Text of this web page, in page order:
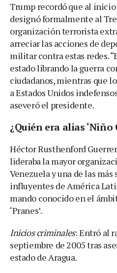
Trump recordó que al
designó formalmente al
organización terrorista
arreciar las acciones de
militar contra estas redes.
estado librando la guerra
ciudadanos, mientras que
a Estados Unidos
aseveró el presidente.
¿Quién era alias ‘Niño
Héctor Rusthenford
lideraba la mayor
Venezuela y una de las más
influyentes de América
mando conocido en el
‘Pranes’.
Inicios criminales: Entró al
septiembre de 2005 tras
estado de Aragua.